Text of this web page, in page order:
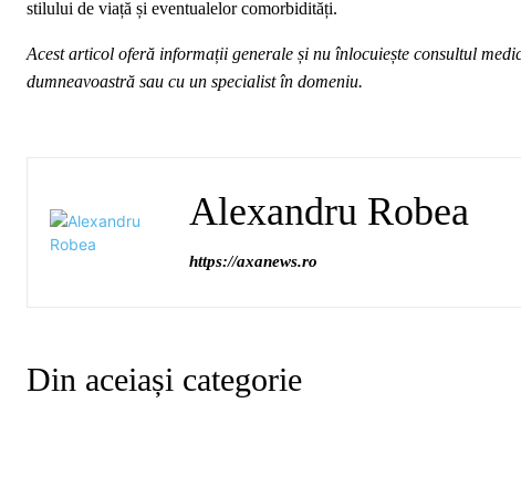
stilului de viață și eventualelor comorbidități.
Acest articol oferă informații generale și nu înlocuiește consultul
dumneavoastră sau cu un specialist în domeniu.
Alexandru Robea
https://axanews.ro
Din aceiași categorie